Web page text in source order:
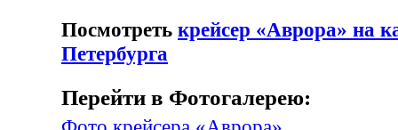
Посмотреть крейсер «Аврора» на
Петербурга
Перейти в Фотогалерею: